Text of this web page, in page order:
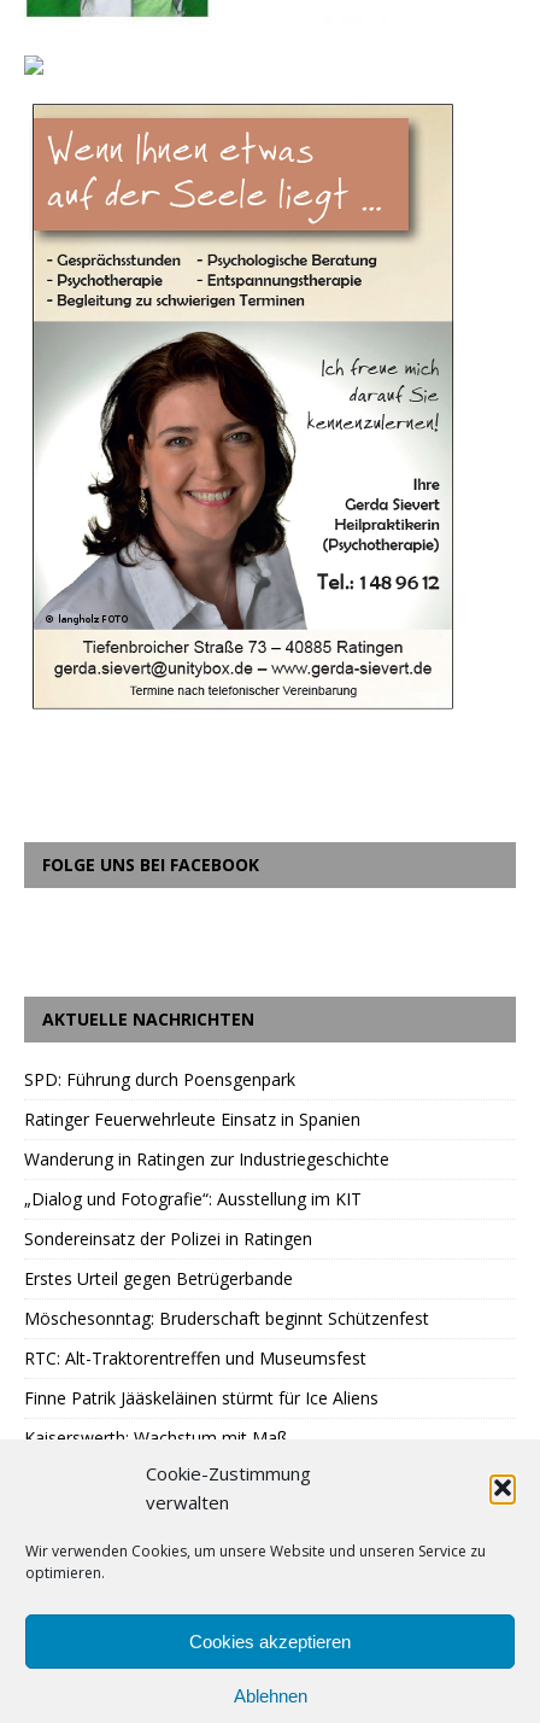
Cookie-Zustimmung
verwalten
Wir verwenden Cookies, um unsere Website und unseren Service zu
optimieren.
Cookies akzeptieren
Ablehnen
FOLGE UNS BEI FACEBOOK
AKTUELLE NACHRICHTEN
SPD: Führung durch Poensgenpark
Ratinger Feuerwehrleute Einsatz in Spanien
Wanderung in Ratingen zur Industriegeschichte
„Dialog und Fotografie“: Ausstellung im KIT
Sondereinsatz der Polizei in Ratingen
Erstes Urteil gegen Betrügerbande
Möschesonntag: Bruderschaft beginnt Schützenfest
RTC: Alt-Traktorentreffen und Museumsfest
Finne Patrik Jääskeläinen stürmt für Ice Aliens
Kaiserswerth: Wachstum mit Maß
Gemeinsames Lesen im Park
SPD: 45 Arbeitsjahre sind genug
Hochbeete am JUZ Eggerscheidt
Feuerwehr: Waldbrandbekämpfung in Spanien